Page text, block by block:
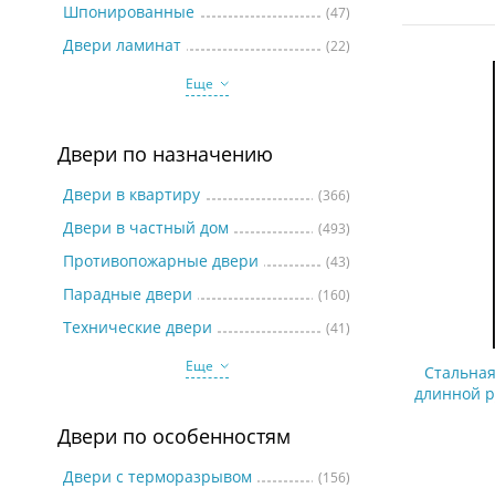
Шпонированные (47)
Двери ламинат
(22)
Еще
Двери по назначению
Двери в квартиру (366)
Двери в частный дом (493)
Противопожарные двери (43)
Парадные двери (160)
Технические двери
(41)
Еще
Двери по особенностям
Двери с терморазрывом (156)
длинной